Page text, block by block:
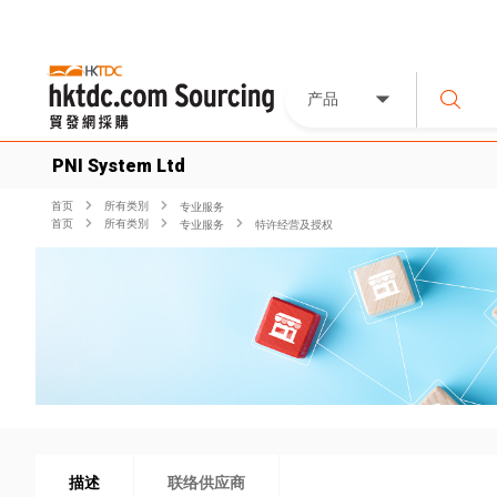
产品
PNI System Ltd
首页 所有类別
专业服务
首页
所有类別 专业服务 特许经营及授权
描述 联络供应商